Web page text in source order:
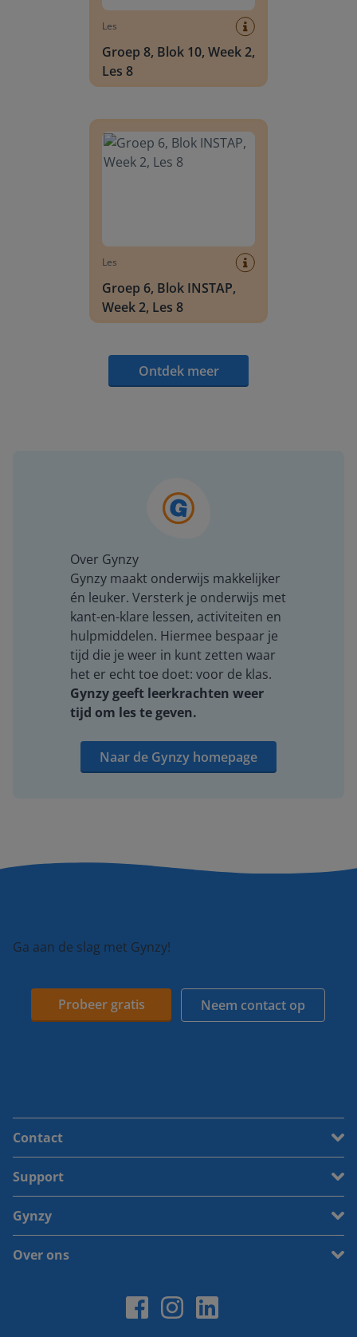
Les
Groep 8, Blok 10, Week 2,
Les 8
Les
Groep 6, Blok INSTAP,
Week 2, Les 8
Ontdek meer
Over Gynzy
Gynzy maakt onderwijs makkelijker
én leuker. Versterk je onderwijs met
kant-en-klare lessen, activiteiten en
hulpmiddelen. Hiermee bespaar je
tijd die je weer in kunt zetten waar
het er echt toe doet: voor de klas.
Gynzy geeft leerkrachten weer
tijd om les te geven.
Naar de Gynzy homepage
Ga aan de slag met Gynzy!
Probeer gratis Neem contact op
Contact
Support
Gynzy
Over ons